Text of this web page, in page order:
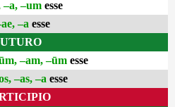
–a, –um esse
–a esse
–am, –ūm esse
–as, –a esse